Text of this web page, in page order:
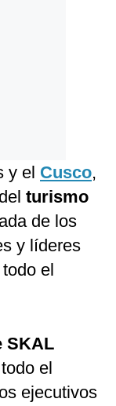
y el Cusco,
turismo
de los
y líderes
el
SKAL
el
ejecutivos